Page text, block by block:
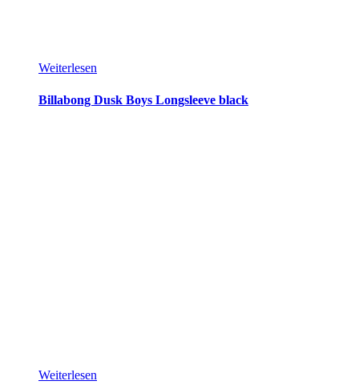
Weiterlesen
Billabong Dusk Boys Longsleeve black
Weiterlesen